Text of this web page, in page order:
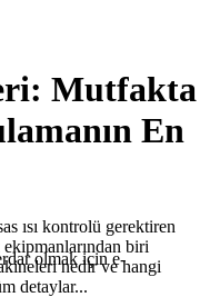
Mutfakta
En
ısı kontrolü gerektiren
biri
nedir ve hangi
detaylar...
olmak için e-